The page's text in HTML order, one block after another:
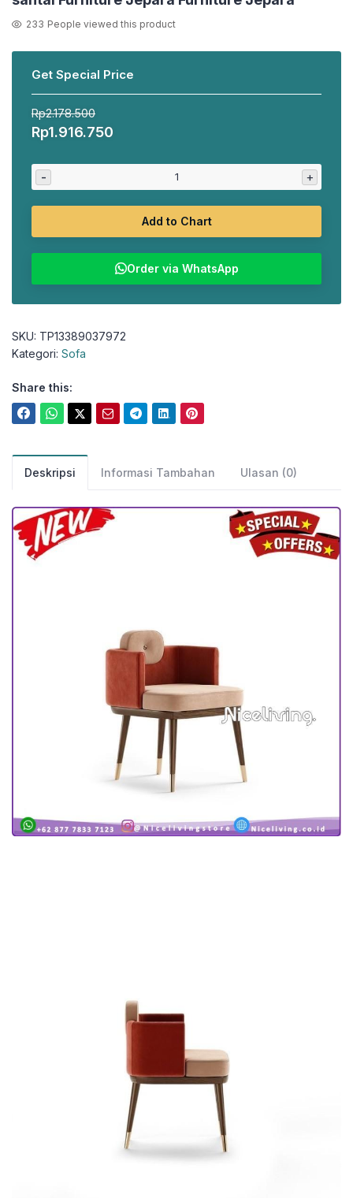
233 People viewed this product
Get Special Price
Rp2.178.500
Harga
adalah:
Rp2.178.500.
Rp1.916.750
ini
- +
Add to Chart
Order via WhatsApp
SKU: TP13389037972
Kategori: Sofa
Share this:
Deskripsi Informasi Tambahan Ulasan (0)